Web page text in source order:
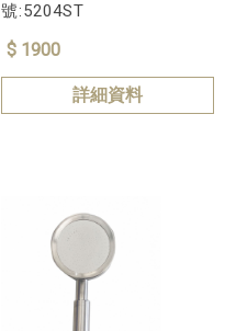
號:5204ST
$ 1900
詳細資料